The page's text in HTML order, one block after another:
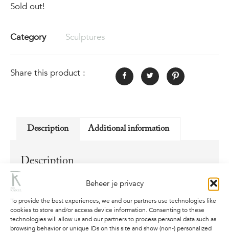
Beheer je privacy
To provide the best experiences, we and our partners use technologies like
cookies to store and/or access device information. Consenting to these
technologies will allow us and our partners to process personal data such as
browsing behavior or unique IDs on this site and show (non-) personalized
Sold out!
Category Sculptures
Share this product :
Description Additional information
Description
Beeld van ca. 180cm. hoog, handgemaakt uit
een boomstam van dennenhout.
— At Ease —